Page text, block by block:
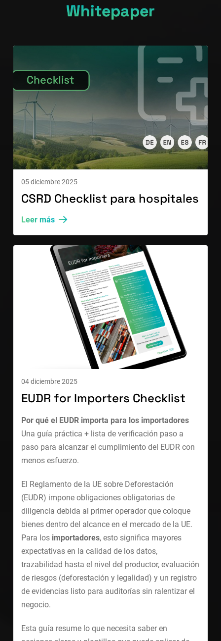
Whitepaper
05 diciembre 2025
CSRD Checklist para hospitales
Leer más
04 diciembre 2025
EUDR for Importers Checklist
Por qué el EUDR importa para los importadores
Una guía práctica + lista de verificación paso a
paso para alcanzar el cumplimiento del EUDR con
menos esfuerzo.
El Reglamento de la UE sobre Deforestación
(EUDR) impone obligaciones obligatorias de
diligencia debida al primer operador que coloque
bienes dentro del alcance en el mercado de la UE.
Para los importadores, esto significa mayores
expectativas en la calidad de los datos,
trazabilidad hasta el nivel del productor, evaluación
de riesgos (deforestación y legalidad) y un registro
de evidencias listo para auditorías sin ralentizar el
negocio.
Esta guía resume lo que necesita saber en